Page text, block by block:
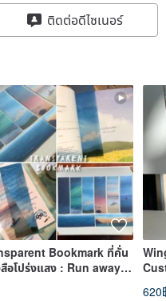
ติดต่อดีไซเนอร์
Bookmark ที่คั่น
อโปร่งแสง : Run away
me
620